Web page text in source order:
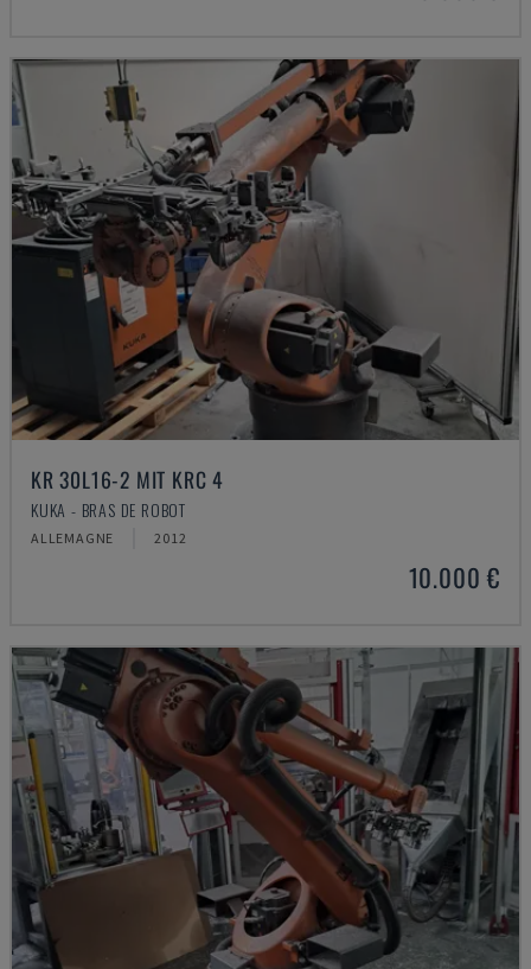
KR 30L16-2 MIT KRC 4
KUKA - BRAS DE ROBOT
ALLEMAGNE 2012
10.000 €